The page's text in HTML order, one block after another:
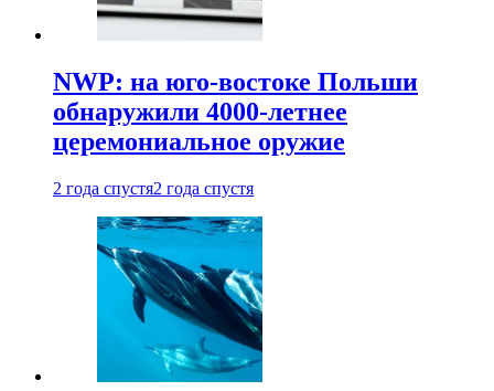
NWP: на юго-востоке Польши
обнаружили 4000-летнее
церемониальное оружие
2 года спустя2 года спустя